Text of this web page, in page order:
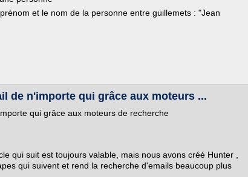
et le nom de la personne entre guillemets : "Jean
de n'importe qui grâce aux moteurs ...
qui grâce aux moteurs de recherche
qui suit est toujours valable, mais nous avons créé Hunter ,
qui suivent et rend la recherche d'emails beaucoup plus